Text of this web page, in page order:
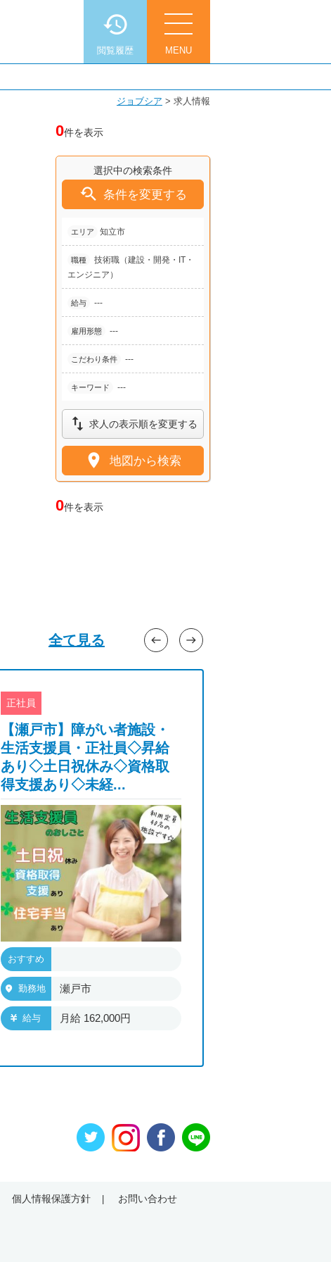
MENU
閲覧履歴
ジョブシア > 求人情報
0件を表示
選択中の検索条件
 条件を変更する
エリア 知立市
職種
技術職（建設・開発・IT・
エンジニア）
給与 ---
雇用形態 ---
こだわり条件 ---
キーワード ---
 求人の表示順を変更する
 地図から検索
0件を表示
全て見る
正社員
【瀬戸市】障がい者施設・
生活支援員・正社員◇昇給
あり◇土日祝休み◇資格取
得支援あり◇未経...
おすすめ
勤務地 瀬戸市
給与 月給 162,000円
east
west
個人情報保護方針 お問い合わせ